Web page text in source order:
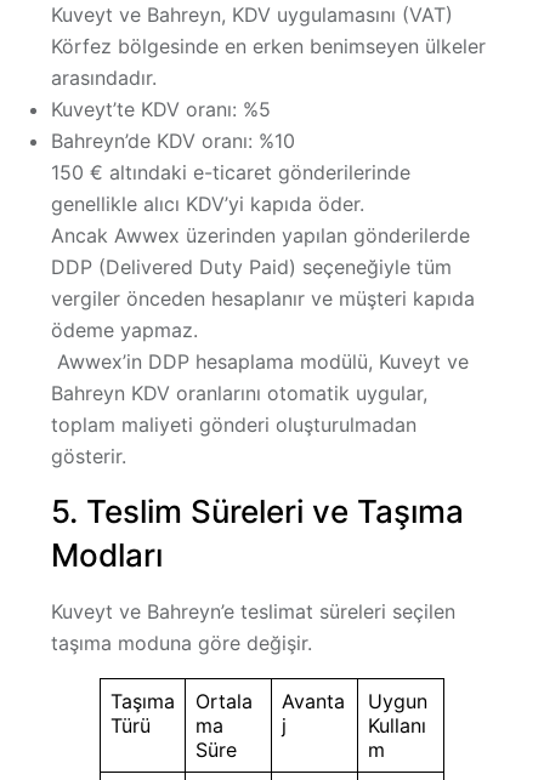
Kuveyt ve Bahreyn, KDV uygulamasını (VAT)
Körfez bölgesinde en erken benimseyen ülkeler
arasındadır.
Kuveyt’te KDV oranı: %5
Bahreyn’de KDV oranı: %10
150 € altındaki e-ticaret gönderilerinde
genellikle alıcı KDV’yi kapıda öder.
Ancak Awwex üzerinden yapılan gönderilerde
DDP (Delivered Duty Paid) seçeneğiyle tüm
vergiler önceden hesaplanır ve müşteri kapıda
ödeme yapmaz.
Awwex’in DDP hesaplama modülü, Kuveyt ve
Bahreyn KDV oranlarını otomatik uygular,
toplam maliyeti gönderi oluşturulmadan
gösterir.
5. Teslim Süreleri ve Taşıma
Modları
Kuveyt ve Bahreyn’e teslimat süreleri seçilen
taşıma moduna göre değişir.
Taşıma
Türü
Ortala
ma
Süre
Avanta
j
Uygun
Kullanı
m